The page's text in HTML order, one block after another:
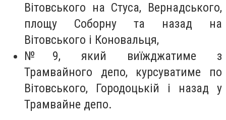
Вітовського на Стуса, Вернадського,
площу Соборну та назад на
Вітовського і Коновальця,
№9, який виїжджатиме з
Трамвайного депо, курсуватиме по
Вітовського, Городоцькій і назад у
Трамвайне депо.